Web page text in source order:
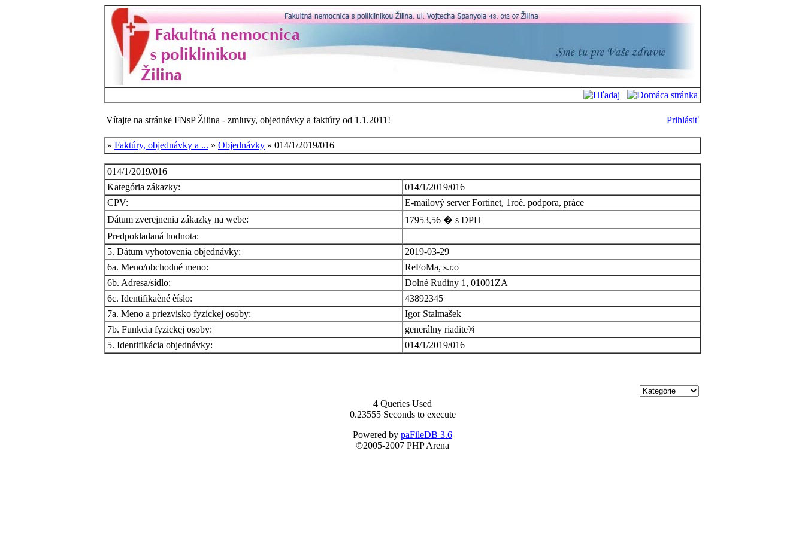
Vítajte na stránke FNsP Žilina - zmluvy, objednávky a faktúry od 1.1.2011! Prihlásiť
» Faktúry, objednávky a ... » Objednávky » 014/1/2019/016
014/1/2019/016
Kategória zákazky:
014/1/2019/016
CPV:
E-mailový server Fortinet, 1roè. podpora, práce
Dátum zverejnenia zákazky na webe:
17953,56 � s DPH
Predpokladaná hodnota:
5. Dátum vyhotovenia objednávky:
2019-03-29
6a. Meno/obchodné meno:
ReFoMa, s.r.o
6b. Adresa/sídlo:
Dolné Rudiny 1, 01001ZA
6c. Identifikaèné èíslo:
43892345
7a. Meno a priezvisko fyzickej osoby:
Igor Stalmašek
7b. Funkcia fyzickej osoby:
generálny riadite¾
5. Identifikácia objednávky:
014/1/2019/016
4 Queries Used
0.23555 Seconds to execute
Powered by paFileDB 3.6
©2005-2007 PHP Arena